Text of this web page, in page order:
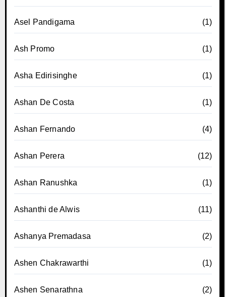
Asel Pandigama (1)
Ash Promo (1)
Asha Edirisinghe (1)
Ashan De Costa (1)
Ashan Fernando (4)
Ashan Perera (12)
Ashan Ranushka (1)
Ashanthi de Alwis (11)
Ashanya Premadasa (2)
Ashen Chakrawarthi (1)
Ashen Senarathna (2)